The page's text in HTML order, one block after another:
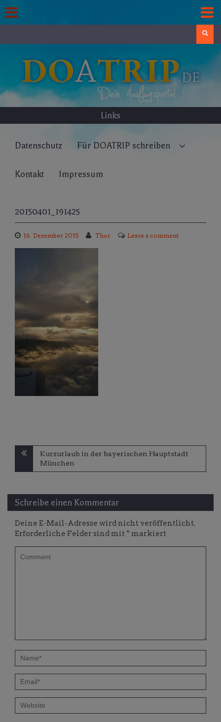
to
content
Links
Datenschutz Für DOATRIP schreiben
Kontakt Impressum
20150401_191425
16. Dezember 2015 Thor Leave a comment
Beitragsnavigation
Kurzurlaub in der bayerischen Hauptstadt
München
Schreibe einen Kommentar
Deine E-Mail-Adresse wird nicht veröffentlicht.
Erforderliche Felder sind mit * markiert